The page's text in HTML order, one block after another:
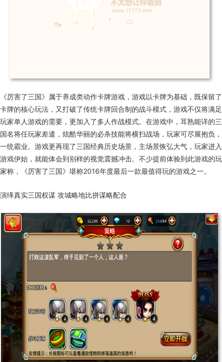
《厉害了三国》属于养成类动作卡牌游戏，游戏以卡牌为基础，既保留了
卡牌的核心玩法，又打破了传统卡牌回合制的战斗模式，游戏不仅将满足
玩家单人游戏的需要，更加入了多人作战模式。在游戏中，耳熟能详的三
国名将任玩家差遣，炫酷华丽的必杀技能将横扫战场，玩家可尽展抱负，
一统霸业。游戏更再现了三国经典历史场景，主场景恢弘大气，玩家进入
游戏伊始，就能体会到别样的视觉震撼冲击。不少提前体验到此游戏的玩
家称，《厉害了三国》堪称2016年度最后一款最值得玩的游戏之一。
演绎真实三国权谋 攻城略地比拼谋略配合